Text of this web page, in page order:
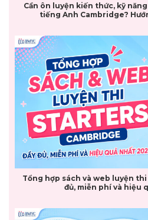
Cần ôn luyện kiến thức, kỹ
tiếng Anh Cambridge?
Tổng hợp sách và web luyện
đủ, miễn phí và hiệu